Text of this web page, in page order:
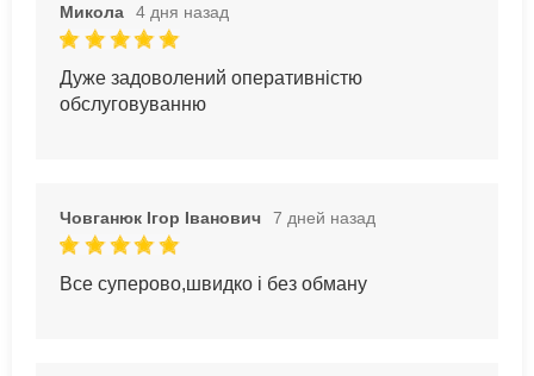
Микола 4 дня назад
Дуже задоволений оперативністю
обслуговуванню
Човганюк Ігор Іванович 7 дней назад
Все суперово,швидко і без обману